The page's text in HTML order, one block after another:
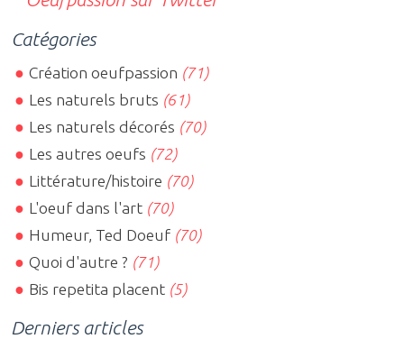
Catégories
Création oeufpassion (71)
Les naturels bruts (61)
Les naturels décorés (70)
Les autres oeufs (72)
Littérature/histoire (70)
L'oeuf dans l'art (70)
Humeur, Ted Doeuf (70)
Quoi d'autre ? (71)
Bis repetita placent (5)
Derniers articles